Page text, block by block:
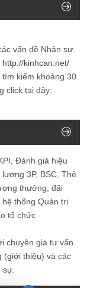
vấn đề Nhân sự
http://kinhcan.net/
kiếm khoảng 30
click tại đây:
Đánh giá hiệu
3P, BSC, Thẻ
thưởng, đãi
thống Quản trị
tổ chức
chuyên gia tư vấn
(giới thiệu) và các